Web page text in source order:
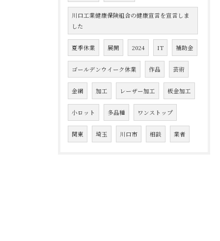
川口工業健康保険組合の健康宣言を宣言しま
した
夏季休業 展開 2024 IT 補助金
ゴールデンウイーク休業 作品 芸術
金網 加工 レーザー加工 板金加工
小ロット 多品種 ワンストップ
関東 埼玉 川口市 相談 業者